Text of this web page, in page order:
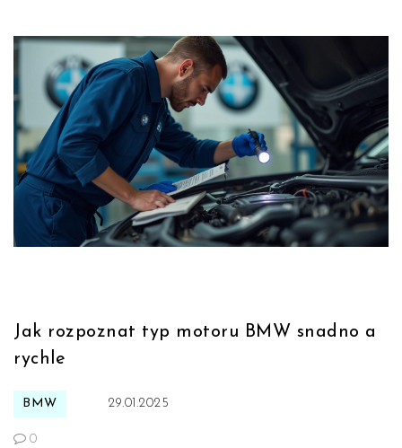
Jak rozpoznat typ motoru BMW snadno a
rychle
BMW 29.01.2025
0